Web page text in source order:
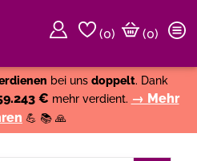
(0)
(0)
bei uns doppelt. Dank
€ mehr verdient. → Mehr
💪 📚 🙏